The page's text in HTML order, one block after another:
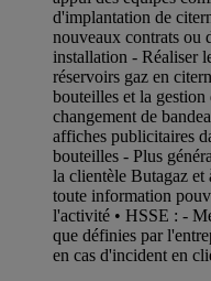
d'implantation de
nouveaux contrats ou
installation - Réaliser
réservoirs gaz en
bouteilles et la
changement de
affiches publicitaires
bouteilles - Plus
la clientèle Butagaz et
toute information
l'activité • HSSE : -
que définies par
en cas d'incident en